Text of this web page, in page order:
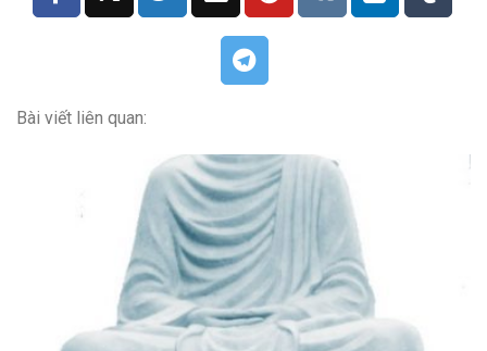
Bài viết liên quan: